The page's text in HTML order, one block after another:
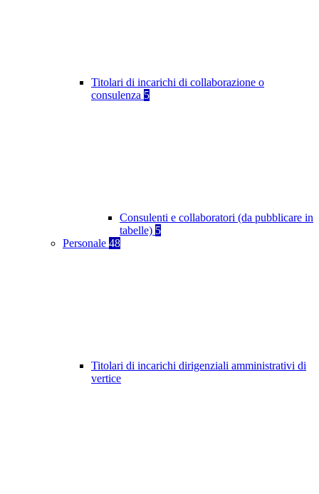
Titolari di incarichi di collaborazione o
consulenza 5
Consulenti e collaboratori (da pubblicare in
tabelle) 5
Personale 48
Titolari di incarichi dirigenziali amministrativi di
vertice